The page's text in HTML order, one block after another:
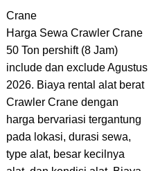
Crane
Harga Sewa Crawler Crane
50 Ton pershift (8 Jam)
include dan exclude Agustus
2026. Biaya rental alat berat
Crawler Crane dengan
harga bervariasi tergantung
pada lokasi, durasi sewa,
type alat, besar kecilnya